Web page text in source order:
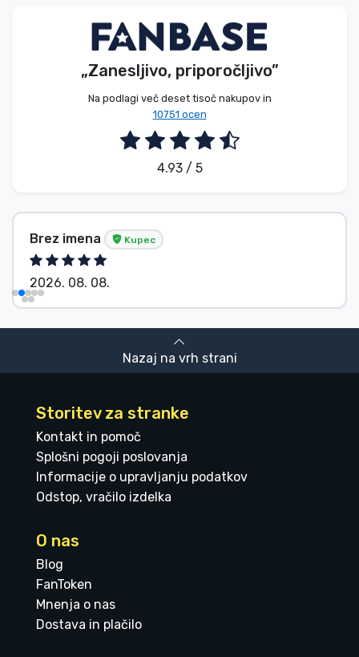
„Zanesljivo, priporočljivo”
Na podlagi več deset tisoč nakupov in
10751 ocen
4.93 / 5
Brez imena Kupec
2026. 08. 08.
Nazaj na vrh strani
Storitev za stranke
Kontakt in pomoč
Splošni pogoji poslovanja
Informacije o upravljanju podatkov
Odstop, vračilo izdelka
O nas
Blog
FanToken
Mnenja o nas
Dostava in plačilo
Blagovne znamke